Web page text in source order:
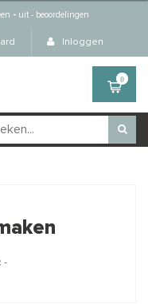
- uit -beoordelingen
Inloggen
0
-